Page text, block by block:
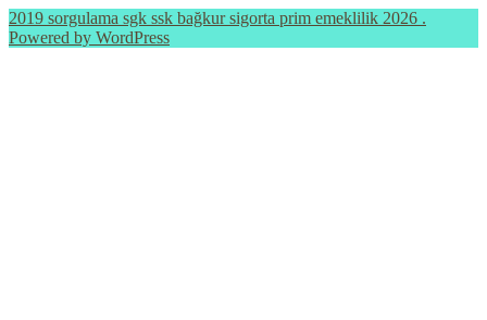
2019 sorgulama sgk ssk bağkur sigorta prim emeklilik 2026 .
Powered by WordPress